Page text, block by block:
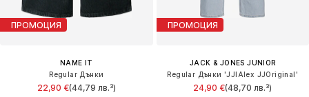
ПРОМОЦИЯ
NAME IT
Regular Дънки
22,90 €(44,79 лв.³)
ПРОМОЦИЯ
JACK & JONES JUNIOR
Regular Дънки 'JJIAlex JJOriginal'
24,90 €(48,70 лв.³)